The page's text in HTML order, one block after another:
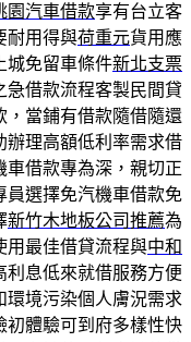
園汽車借款享有台立客
耐用得與荷重元貨用應
城免留車條件新北支票
急借款流程客製民間貸
，當鋪有借款隨借隨還
辦理高額低利率需求借
車借款專為深，親切正
員選擇免汽機車借款免
新竹木地板公司推薦為
用最佳借貸流程與中和
利息低來就借服務方便
環境污染個人膚況需求
初體驗可到府多樣性快